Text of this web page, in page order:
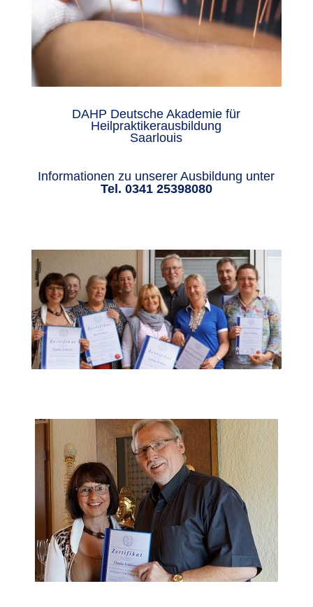
DAHP Deutsche Akademie für
Heilpraktikerausbildung
Saarlouis
Informationen zu unserer Ausbildung unter
Tel. 0341 25398080